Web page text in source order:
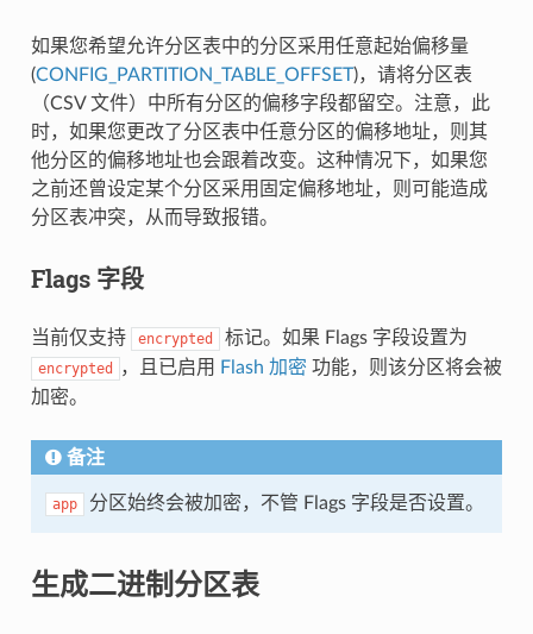
如果您希望允许分区表中的分区采用任意起始偏移量
(CONFIG_PARTITION_TABLE_OFFSET)，请将分区表
（CSV 文件）中所有分区的偏移字段都留空。注意，此
时，如果您更改了分区表中任意分区的偏移地址，则其
他分区的偏移地址也会跟着改变。这种情况下，如果您
之前还曾设定某个分区采用固定偏移地址，则可能造成
分区表冲突，从而导致报错。
Flags 字段
当前仅支持 encrypted 标记。如果 Flags 字段设置为
encrypted ，且已启用 Flash 加密 功能，则该分区将会被
加密。
备注
app 分区始终会被加密，不管 Flags 字段是否设置。
生成二进制分区表